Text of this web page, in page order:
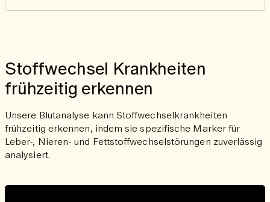
Im MRI können Tumore durch abnormale
Stoffwechsel Krankheiten
frühzeitig erkennen
Unsere Blutanalyse kann Stoffwechselkrankheiten
frühzeitig erkennen, indem sie spezifische Marker für
Leber-, Nieren- und Fettstoffwechselstörungen zuverlässig
analysiert.